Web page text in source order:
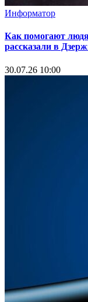
Информатор
Как помогают
рассказали в
30.07.26 10:00